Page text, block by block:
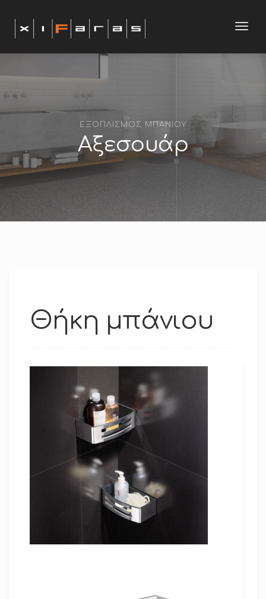
ΕΞΟΠΛΙΣΜΟΣ ΜΠΑΝΙΟΥ
Αξεσουάρ
Θήκη μπάνιου